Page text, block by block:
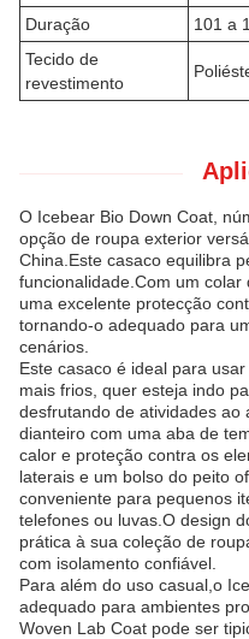
Duração
101 a
Tecido de
revestimento
O Icebear Bio Down Coat,
opção de roupa exterior
China.Este casaco equilibra
funcionalidade.Com um
uma excelente protecção
tornando-o adequado para
cenários.
Este casaco é ideal para
mais frios, quer esteja indo
desfrutando de atividades ao
dianteiro com uma aba de
calor e proteção contra os
laterais e um bolso do peito
conveniente para pequenos
telefones ou luvas.O design
prática à sua coleção de
com isolamento confiável.
Para além do uso casual,o
adequado para ambientes
Woven Lab Coat pode ser